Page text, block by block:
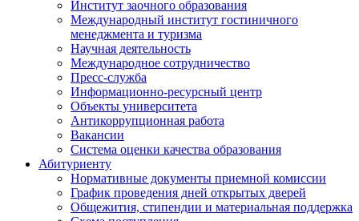
Институт заочного образования
Международный институт гостиничного
менеджмента и туризма
Научная деятельность
Международное сотрудничество
Пресс-служба
Информационно-ресурсный центр
Объекты университета
Антикоррупционная работа
Вакансии
Система оценки качества образования
Абитуриенту
Нормативные документы приемной комиссии
График проведения дней открытых дверей
Общежития, стипендии и материальная поддержка